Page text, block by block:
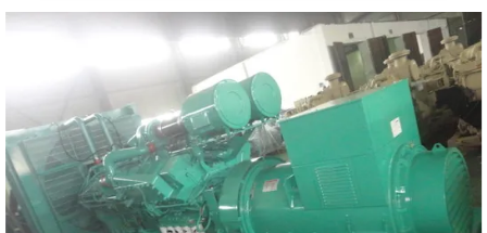
POLICY